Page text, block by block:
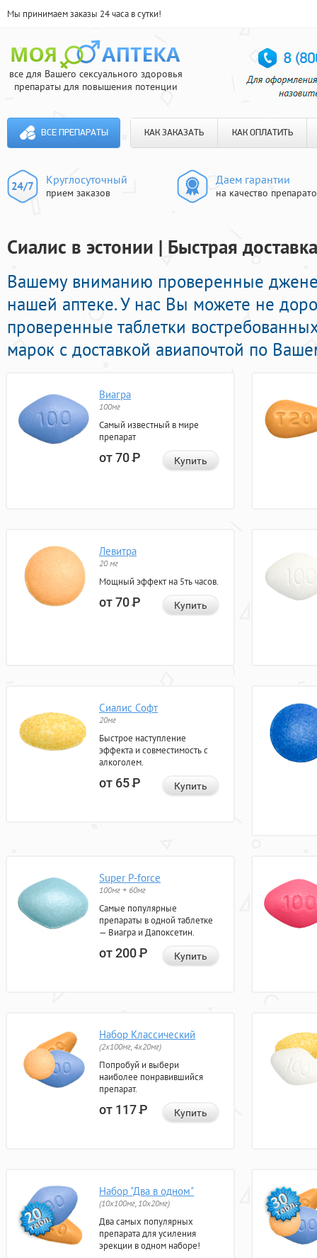
Мы принимаем заказы 24 часа в сутки!
все для Вашего сексуального здоровья
препараты для повышения потенции
ВСЕ ПРЕПАРАТЫ КАК ЗАКАЗАТЬ КАК ОПЛАТИТЬ
Круглосуточный
прием заказов
Даем гарантии
на качество
Сиалис в эстонии | Быстрая
Вашему вниманию проверенные
нашей аптеке. У нас Вы можете не
проверенные таблетки
марок с доставкой авиапочтой по
Виагра
100мг
Самый известный в мире
препарат
от 70Р Купить
Левитра
20 мг
Мощный эффект на 5ть часов.
от 70Р Купить
Сиалис Софт
20мг
Быстрое наступление
эффекта и совместимость с
алкоголем.
от 65Р Купить
Super P-force
100мг + 60мг
Самые популярные
препараты в одной таблетке
— Виагра и Дапоксетин.
от 200Р Купить
Набор Классический
(2x100мг, 4x20мг)
Попробуй и выбери
наиболее понравившийся
препарат.
от 117Р Купить
Набор "Два в одном"
(10x100мг, 10x20мг)
Два самых популярных
препарата для усиления
эрекции в одном наборе!